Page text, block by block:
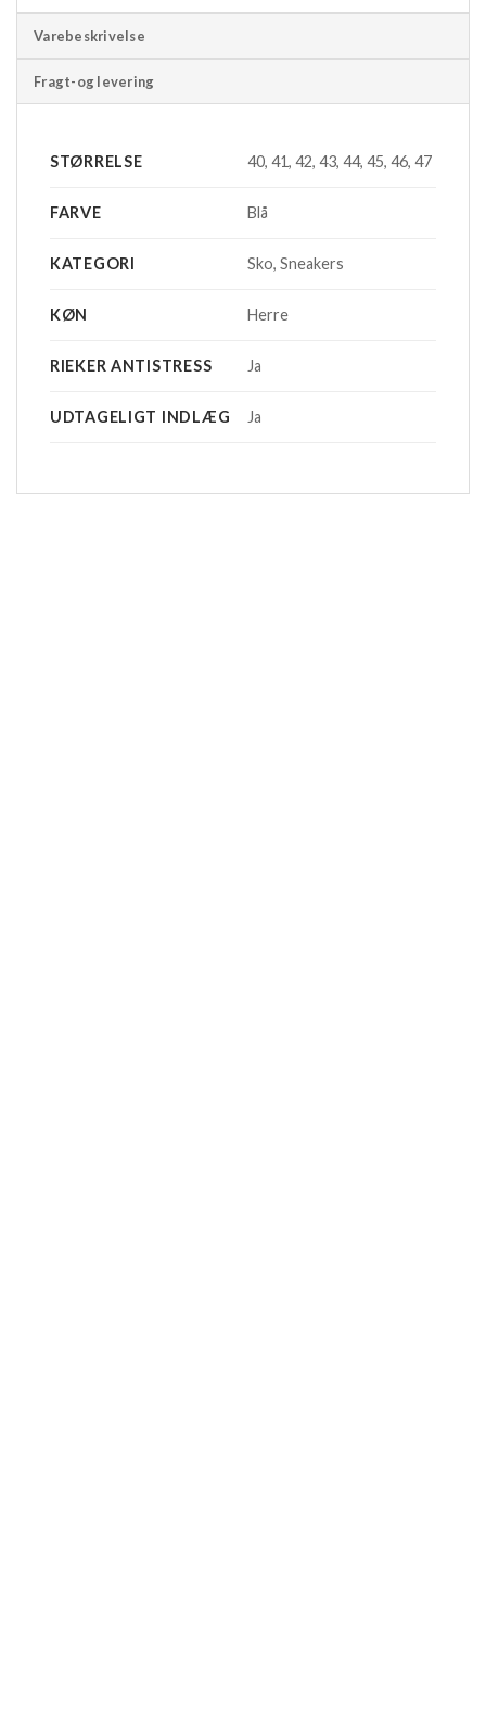
Varebeskrivelse
Fragt-og levering
STØRRELSE 40, 41, 42, 43, 44, 45, 46, 47
FARVE Blå
KATEGORI Sko, Sneakers
KØN Herre
RIEKER ANTISTRESS Ja
UDTAGELIGT INDLÆG Ja